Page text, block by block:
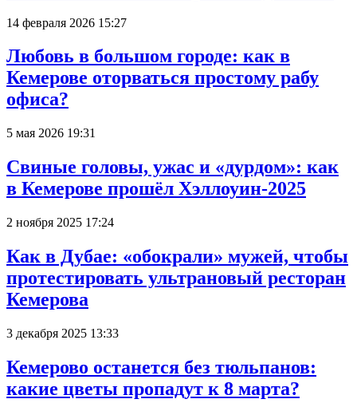
14 февраля 2026 15:27
Любовь в большом городе: как в
Кемерове оторваться простому рабу
офиса?
5 мая 2026 19:31
Свиные головы, ужас и «дурдом»: как
в Кемерове прошёл Хэллоуин-2025
2 ноября 2025 17:24
Как в Дубае: «обокрали» мужей, чтобы
протестировать ультрановый ресторан
Кемерова
3 декабря 2025 13:33
Кемерово останется без тюльпанов:
какие цветы пропадут к 8 марта?